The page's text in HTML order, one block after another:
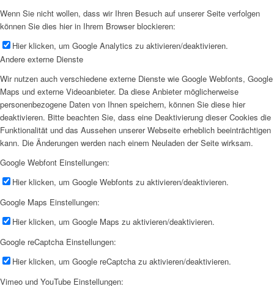
Wenn Sie nicht wollen, dass wir Ihren Besuch auf unserer Seite verfolgen
können Sie dies hier in Ihrem Browser blockieren:
Hier klicken, um Google Analytics zu aktivieren/deaktivieren.
Andere externe Dienste
Wir nutzen auch verschiedene externe Dienste wie Google Webfonts, Google
Maps und externe Videoanbieter. Da diese Anbieter möglicherweise
personenbezogene Daten von Ihnen speichern, können Sie diese hier
deaktivieren. Bitte beachten Sie, dass eine Deaktivierung dieser Cookies die
Funktionalität und das Aussehen unserer Webseite erheblich beeinträchtigen
kann. Die Änderungen werden nach einem Neuladen der Seite wirksam.
Google Webfont Einstellungen:
Hier klicken, um Google Webfonts zu aktivieren/deaktivieren.
Google Maps Einstellungen:
Hier klicken, um Google Maps zu aktivieren/deaktivieren.
Google reCaptcha Einstellungen:
Hier klicken, um Google reCaptcha zu aktivieren/deaktivieren.
Vimeo und YouTube Einstellungen: